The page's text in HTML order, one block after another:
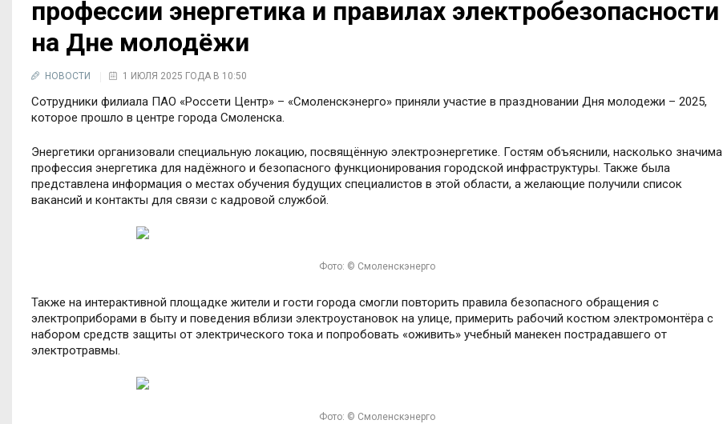
профессии энергетика и правилах электробезопасности
на Дне молодёжи
НОВОСТИ 1 ИЮЛЯ 2025 ГОДА В 10:50
Сотрудники филиала ПАО «Россети Центр» – «Смоленскэнерго» приняли участие в праздновании Дня молодежи – 2025,
которое прошло в центре города Смоленска.
Энергетики организовали специальную локацию, посвящённую электроэнергетике. Гостям объяснили, насколько значима
профессия энергетика для надёжного и безопасного функционирования городской инфраструктуры. Также была
представлена информация о местах обучения будущих специалистов в этой области, а желающие получили список
вакансий и контакты для связи с кадровой службой.
Фото: © Смоленскэнерго
Также на интерактивной площадке жители и гости города смогли повторить правила безопасного обращения с
электроприборами в быту и поведения вблизи электроустановок на улице, примерить рабочий костюм электромонтёра с
набором средств защиты от электрического тока и попробовать «оживить» учебный манекен пострадавшего от
электротравмы.
Фото: © Смоленскэнерго